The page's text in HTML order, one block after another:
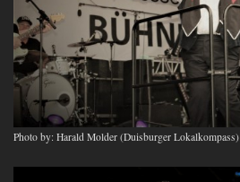
Photo by: Harald Molder (Duisburger Lokalkompass)